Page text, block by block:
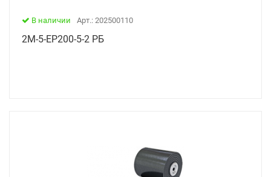
В наличии Арт.: 202500110
2М-5-ЕР200-5-2 РБ